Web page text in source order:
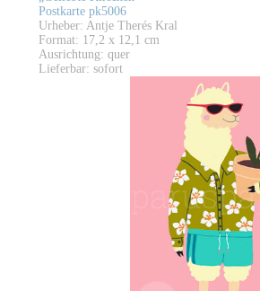
Postkarte pk5006
Urheber: Antje Therés Kral
Format: 17,2 x 12,1 cm
Ausrichtung: quer
Lieferbar: sofort